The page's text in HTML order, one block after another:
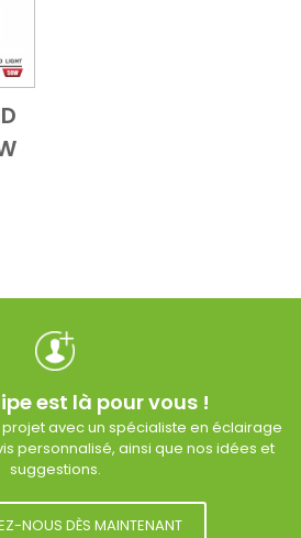
est là pour vous !
avec un spécialiste en éclairage
personnalisé, ainsi que nos idées et
suggestions.
NOUS DÈS MAINTENANT